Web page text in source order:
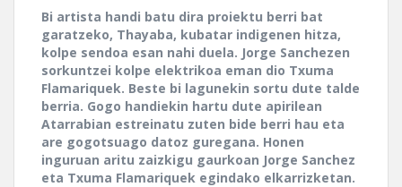
Bi artista handi batu dira proiektu berri bat
garatzeko, Thayaba, kubatar indigenen hitza,
kolpe sendoa esan nahi duela. Jorge Sanchezen
sorkuntzei kolpe elektrikoa eman dio Txuma
Flamariquek. Beste bi lagunekin sortu dute talde
berria. Gogo handiekin hartu dute apirilean
Atarrabian estreinatu zuten bide berri hau eta
are gogotsuago datoz guregana. Honen
inguruan aritu zaizkigu gaurkoan Jorge Sanchez
eta Txuma Flamariquek egindako elkarrizketan.